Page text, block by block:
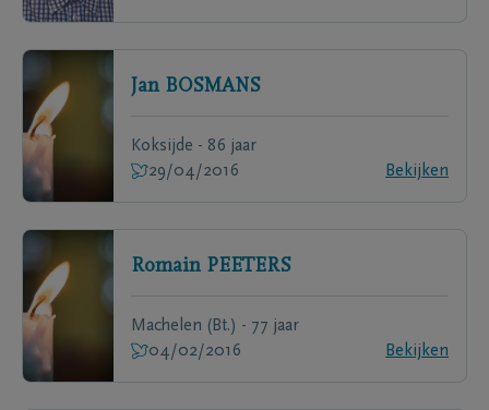
Jan BOSMANS
Koksijde - 86 jaar
29/04/2016
Bekijken
Romain PEETERS
Machelen (Bt.) - 77 jaar
04/02/2016
Bekijken